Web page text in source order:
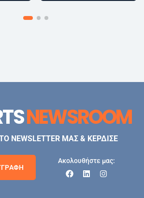
NEWSROOM
NEWSLETTER ΜΑΣ & ΚΕΡΔΙΣΕ
ΓΡΑΦΗ
Ακολουθήστε μας: